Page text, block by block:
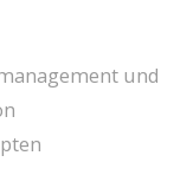
und